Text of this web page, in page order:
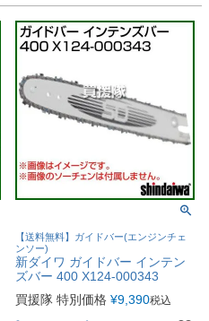
【送料無料】ガイドバー(エンジンチェ
ンソー)
新ダイワ ガイドバー インテン
ズバー 400 X124-000343
買援隊 特別価格 ¥9,390税込